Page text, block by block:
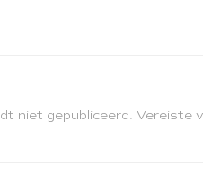
niet gepubliceerd. Vereiste